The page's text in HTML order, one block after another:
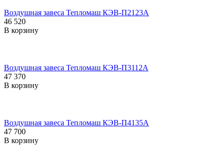
Воздушная завеса Тепломаш КЭВ-П2123A
46 520
В корзину
Воздушная завеса Тепломаш КЭВ-П3112A
47 370
В корзину
Воздушная завеса Тепломаш КЭВ-П4135A
47 700
В корзину